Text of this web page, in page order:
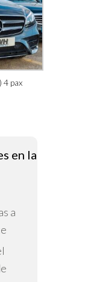
4 pax
en la
a